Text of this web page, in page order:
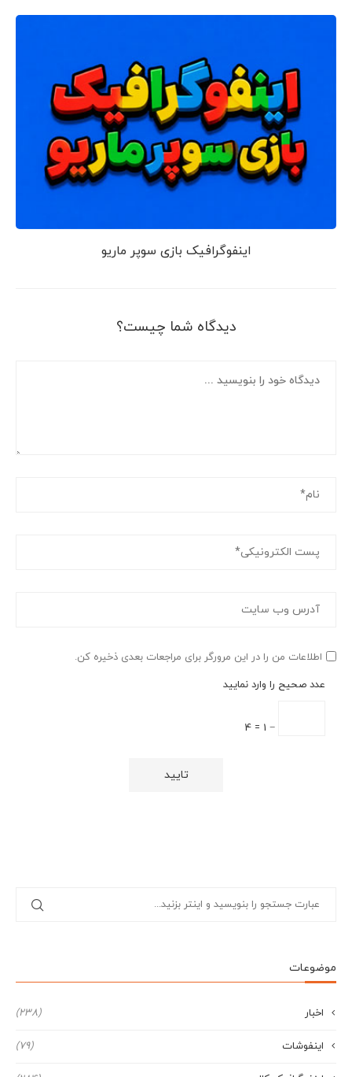
اینفوگرافیک بازی سوپر ماریو
دیدگاه شما چیست؟
اطلاعات من را در این مرورگر برای مراجعات بعدی ذخیره کن.
عدد صحیح را وارد نمایید
− 1 = 4
موضوعات
اخبار (238)
اینفوشات (79)